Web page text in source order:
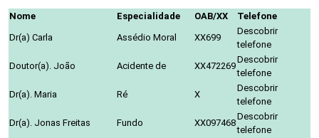
Nome Especialidade OAB/XX
Telefone
Dr(a) Carla
Assédio Moral XX699
Descobrir
telefone
Doutor(a). João
Acidente de XX472269
Descobrir
telefone
Dr(a). Maria
Ré X
Descobrir
telefone
Dr(a). Jonas Freitas
Fundo XX097468
Descobrir
telefone